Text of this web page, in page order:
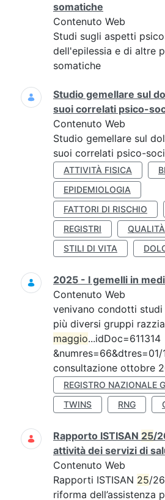
somatiche
Contenuto Web
Studi sugli aspetti
dell'epilessia e di altre
somatiche
Studio gemellare sul
suoi correlati psico-
Contenuto Web
Studio gemellare sul
suoi correlati psico-
ATTIVITÀ FISICA
EPIDEMIOLOGIA
FATTORI DI RISCHIO
REGISTRI
STILI DI VITA
2025 - I gemelli in
Contenuto Web
venivano condotti
più diversi gruppi
maggio...idDoc=611314
consultazione ottobre
REGISTRO NAZIONALE
TWINS
RNG
Rapporto ISTISAN 25/
attività dei servizi di
Contenuto Web
Rapporti ISTISAN 25/
riforma dell’assistenza